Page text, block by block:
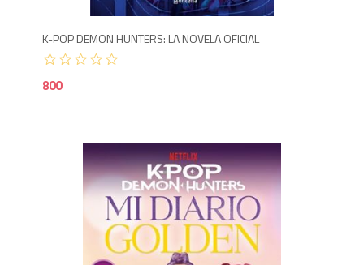
K-POP DEMON HUNTERS: LA NOVELA OFICIAL
800